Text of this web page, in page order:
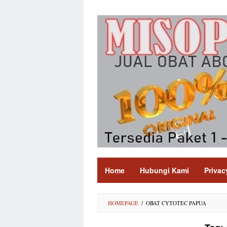
Home Hubungi Kami
HOMEPAGE / OBAT CYTOTEC PAPUA